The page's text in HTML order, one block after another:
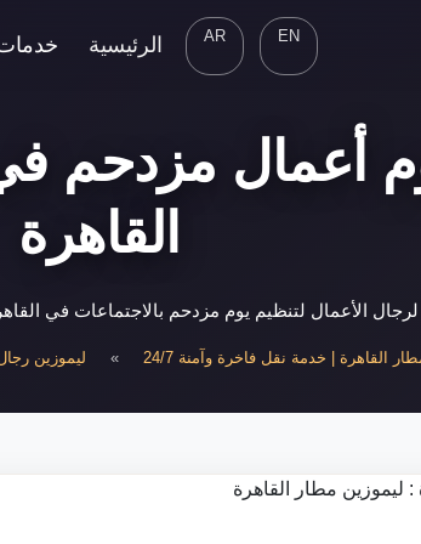
EN
AR الرئيسية
مزدحم في
القاهرة
لرجال الأعمال لتنظيم يوم مزدحم بالاجتماعات في
القاهرة | خدمة نقل فاخرة وآمنة 24/7 » ليموزين